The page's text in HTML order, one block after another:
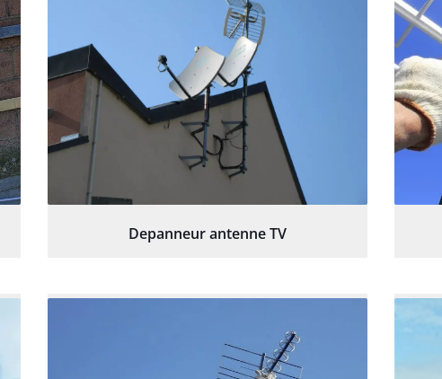
Depanneur antenne TV